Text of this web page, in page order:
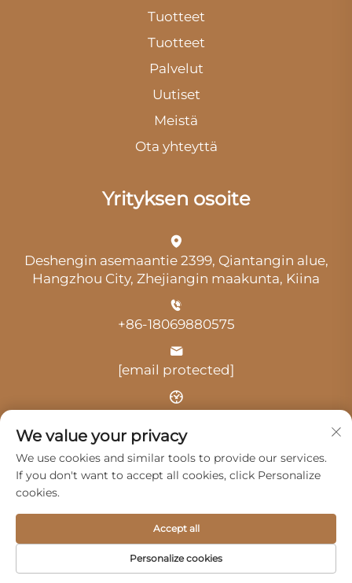
Tuotteet
Tuotteet
Palvelut
Uutiset
Meistä
Ota yhteyttä
Yrityksen osoite
Deshengin asemaantie 2399, Qiantangin alue,
Hangzhou City, Zhejiangin maakunta, Kiina
+86-18069880575
[email protected]
Aika: klo 9.00–18.00
Tekijänoikeus © 2025 Hangzhou Guangji Automobile
Tietosuojakäytäntö
Palvelut Meistä
We value your privacy
We use cookies and similar tools to provide our services.
If you don't want to accept all cookies, click Personalize
cookies.
Personalize cookies
Accept all